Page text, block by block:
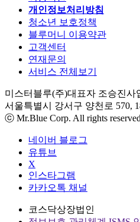
개인정보처리방침
청소년 보호정책
블루머니 이용약관
고객센터
연재문의
서비스 전체보기
미스터블루(주)대표자 조승진사
서울특별시 강서구 양천로 570,
ⓒ Mr.Blue Corp. All rights
네이버 블로그
유튜브
X
인스타그램
카카오톡 채널
코스닥상장법인